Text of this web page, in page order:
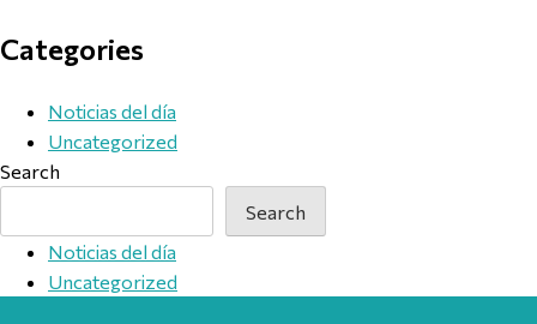
Categories
Noticias del día
Uncategorized
Search
Search
Noticias del día
Uncategorized